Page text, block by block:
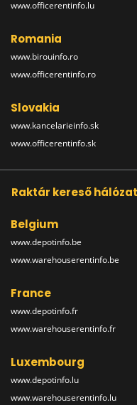
www.officerentinfo.lu
Romania
www.birouinfo.ro
www.officerentinfo.ro
Slovakia
www.kancelarieinfo.sk
www.officerentinfo.sk
Raktár kereső
Belgium
www.depotinfo.be
www.warehouserentinfo.be
France
www.depotinfo.fr
www.warehouserentinfo.fr
Luxembourg
www.depotinfo.lu
www.warehouserentinfo.lu